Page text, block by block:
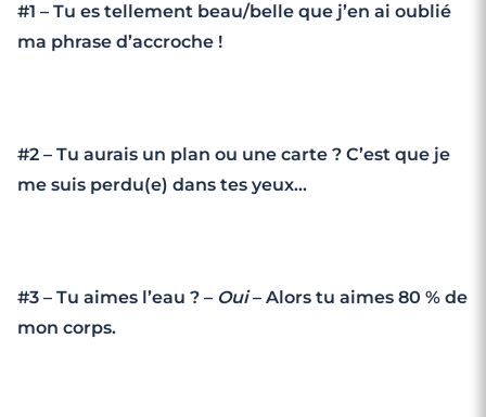
#1 – Tu es tellement beau/belle que j’en ai oublié
ma phrase d’accroche !
#2 – Tu aurais un plan ou une carte ? C’est que je
me suis perdu(e) dans tes yeux…
#3 – Tu aimes l’eau ? – Oui– Alors tu aimes 80 % de
mon corps.